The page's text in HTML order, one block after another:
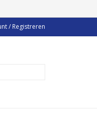
/ Registreren